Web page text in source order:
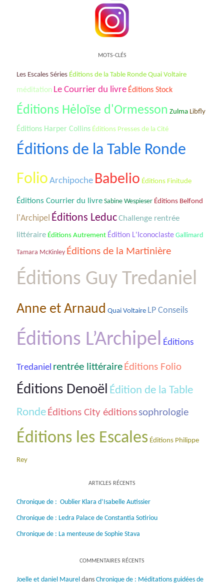
MOTS-CLÉS
Les Escales Séries Éditions de la Table Ronde Quai Voltaire
méditation Le Courrier du livre Éditions Stock
Éditions Hėloïse d'Ormesson Zulma Libfly
Éditions Harper Collins Éditions Presses de la Cité
Éditions de la Table Ronde
Folio Archipoche Babelio Éditions Finitude
Éditions Courrier du livre Sabine Wespieser Éditions Belfond
l'Archipel Éditions LeducChallenge rentrée
littéraire Éditions Autrement Édition L'Iconoclaste Gallimard
Tamara McKinley Éditions de la Martinière
Éditions Guy Tredaniel
Anne et Arnaud Quai Voltaire LP Conseils
Éditions L’Archipel Éditions
Tredaniel rentrée littéraire Éditions Folio
Éditions Denoël Édition de la Table
Ronde Éditions City éditions sophrologie
Éditions les Escales Éditions Philippe
Rey
ARTICLES RÉCENTS
Chronique de : Oublier Klara d’Isabelle Autissier
Chronique de : Ledra Palace de Constantia Sotiriou
Chronique de : La menteuse de Sophie Stava
COMMENTAIRES RÉCENTS
Joelle et daniel Maurel dans Chronique de : Méditations guidées de